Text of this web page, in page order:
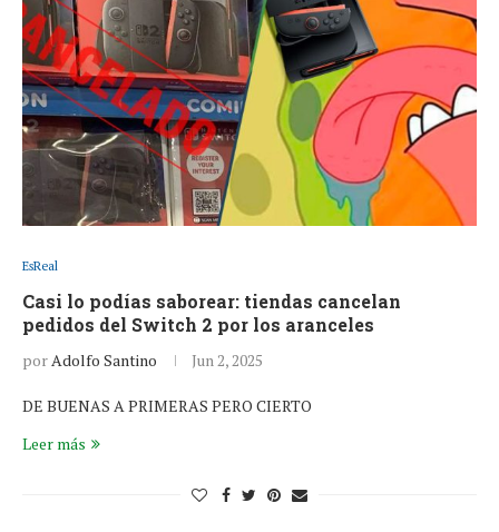
EsReal
Casi lo podías saborear: tiendas cancelan
pedidos del Switch 2 por los aranceles
porAdolfo Santino Jun 2, 2025
DE BUENAS A PRIMERAS PERO CIERTO
Leer más